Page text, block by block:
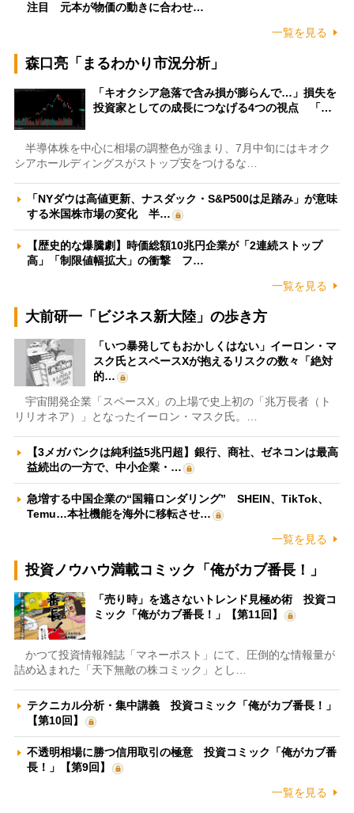
注目 元本が物価の動きに合わせ…
一覧を見る
森口亮「まるわかり市況分析」
「キオクシア急落で含み損が膨らんで…」損失を
投資家としての成長につなげる4つの視点 「…
半導体株を中心に相場の調整色が強まり、7月中旬にはキオク
シアホールディングスがストップ安をつけるな…
「NYダウは高値更新、ナスダック・S&P500は足踏み」が意味
する米国株市場の変化 半…
【歴史的な爆騰劇】時価総額10兆円企業が「2連続ストップ
高」「制限値幅拡大」の衝撃 フ…
一覧を見る
大前研一「ビジネス新大陸」の歩き方
「いつ暴発してもおかしくはない」イーロン・マ
スク氏とスペースXが抱えるリスクの数々「絶対
的…
宇宙開発企業「スペースX」の上場で史上初の「兆万長者（ト
リリオネア）」となったイーロン・マスク氏。…
【3メガバンクは純利益5兆円超】銀行、商社、ゼネコンは最高
益続出の一方で、中小企業・…
急増する中国企業の“国籍ロンダリング” SHEIN、TikTok、
Temu…本社機能を海外に移転させ…
一覧を見る
投資ノウハウ満載コミック「俺がカブ番長！」
「売り時」を逃さないトレンド見極め術 投資コ
ミック「俺がカブ番長！」【第11回】
かつて投資情報雑誌「マネーポスト」にて、圧倒的な情報量が
詰め込まれた「天下無敵の株コミック」とし…
テクニカル分析・集中講義 投資コミック「俺がカブ番長！」
【第10回】
不透明相場に勝つ信用取引の極意 投資コミック「俺がカブ番
長！」【第9回】
一覧を見る